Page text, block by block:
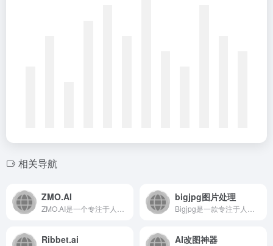
相关导航
ZMO.AI bigjpg图片处理
Ribbet.ai AI改图神器